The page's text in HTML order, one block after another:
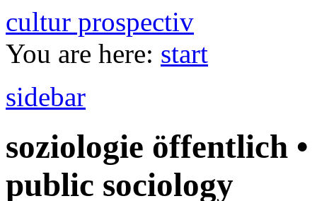
cultur prospectiv
You are here: start
sidebar
soziologie öffentlich
public sociology